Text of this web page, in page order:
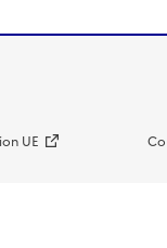
UE